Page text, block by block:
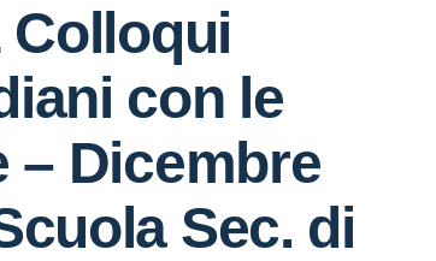
Colloqui
con le
– Dicembre
Sec. di